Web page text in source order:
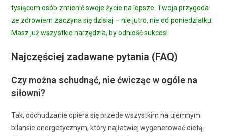
tysiącom osób zmienić swoje życie na lepsze. Twoja przygoda
ze zdrowiem zaczyna się dzisiaj – nie jutro, nie od poniedziałku.
Masz już wszystkie narzędzia, by odnieść sukces!
Najczęściej zadawane pytania (FAQ)
Czy można schudnąć, nie ćwicząc w ogóle na
siłowni?
Tak, odchudzanie opiera się przede wszystkim na ujemnym
bilansie energetycznym, który najłatwiej wygenerować dietą.